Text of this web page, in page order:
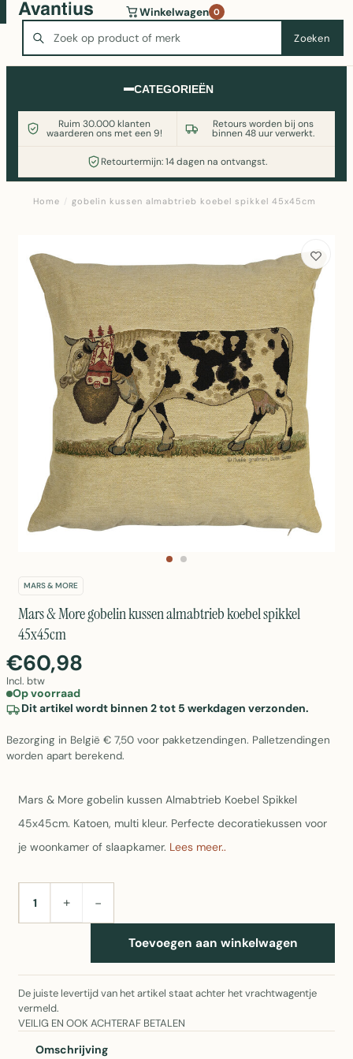
Zoeken
Winkelwagen 0
CATEGORIEËN
Ruim 30.000 klanten
waarderen ons met een 9!
Retours worden bij ons
binnen 48 uur verwerkt.
Retourtermijn: 14 dagen na ontvangst.
Wasmachine of koelkast nodig? Vergelijk alle prijzen op
Witgoedaanbod.nl
Home / gobelin kussen almabtrieb koebel spikkel 45x45cm
MARS & MORE
Mars & More gobelin kussen almabtrieb koebel spikkel
45x45cm
€60,98
Incl. btw
Op voorraad
Dit artikel wordt binnen 2 tot 5 werkdagen verzonden.
Bezorging in België € 7,50 voor pakketzendingen. Palletzendingen
worden apart berekend.
Mars & More gobelin kussen Almabtrieb Koebel Spikkel
45x45cm. Katoen, multi kleur. Perfecte decoratiekussen voor
je woonkamer of slaapkamer. Lees meer..
AANTAL+ −
Toevoegen aan winkelwagen
De juiste levertijd van het artikel staat achter het vrachtwagentje
vermeld.
VEILIG EN OOK ACHTERAF BETALEN
Omschrijving